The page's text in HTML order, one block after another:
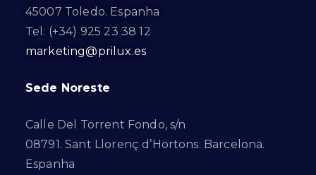
45007 Toledo. Espanha
Tel: (+34) 925 23 38 12
marketing@prilux.es
Sede Noreste
Calle Del Torrent Fondo, s/n
08791. Sant Llorenç d’Hortons. Barcelona.
Espanha